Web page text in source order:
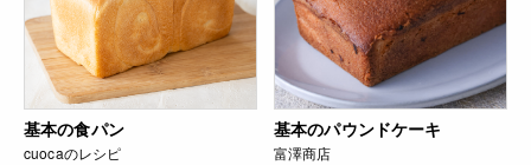
基本の食パン
cuocaのレシピ
基本のパウンドケーキ
富澤商店